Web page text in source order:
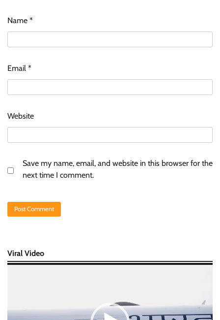
Name *
Email *
Website
Save my name, email, and website in this browser for the
next time I comment.
Viral Video